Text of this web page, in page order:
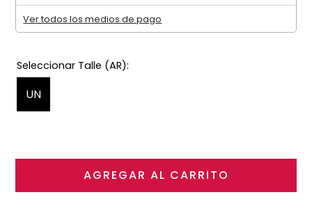
Ver todos los medios de pago
UN
AGREGAR AL CARRITO